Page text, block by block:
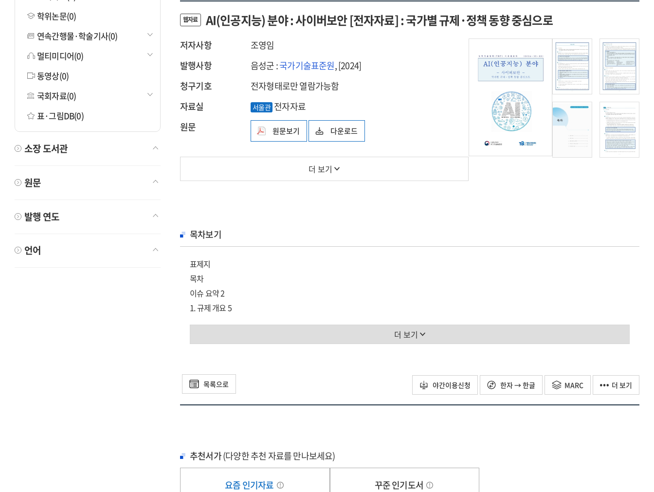
학위논문(0)
연속간행물·학술기사(0)
멀티미디어(0)
동영상(0)
국회자료(0)
표·그림DB(0)
소장 도서관
원문
발행 연도
언어
웹자료 AI(인공지능) 분야 : 사이버보안 [전자자료] : 국가별 규제·정책 동향 중심으로
저자사항
조영임
발행사항
음성군 :국가기술표준원, [2024]
청구기호
전자형태로만 열람가능함
자료실
서울관 전자자료
원문
원문보기 다운로드
더 보기
목차보기
표제지
목차
이슈 요약 2
1. 규제 개요 5
2. 규제 경과 6
더 보기
목록으로 야간이용신청 한자 → 한글 MARC 더 보기
추천서가(다양한 추천 자료를 만나보세요)
요즘 인기자료 꾸준 인기도서